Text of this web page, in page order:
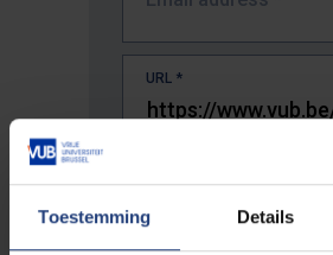
Toestemming Details
URL *
The full URL of the page where